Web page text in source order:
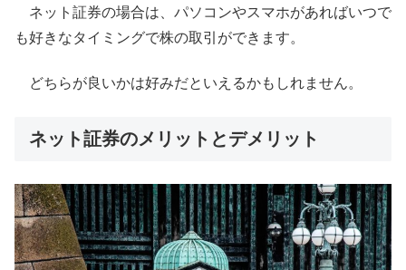
ネット証券の場合は、パソコンやスマホがあればいつで
も好きなタイミングで株の取引ができます。
どちらが良いかは好みだといえるかもしれません。
ネット証券のメリットとデメリット